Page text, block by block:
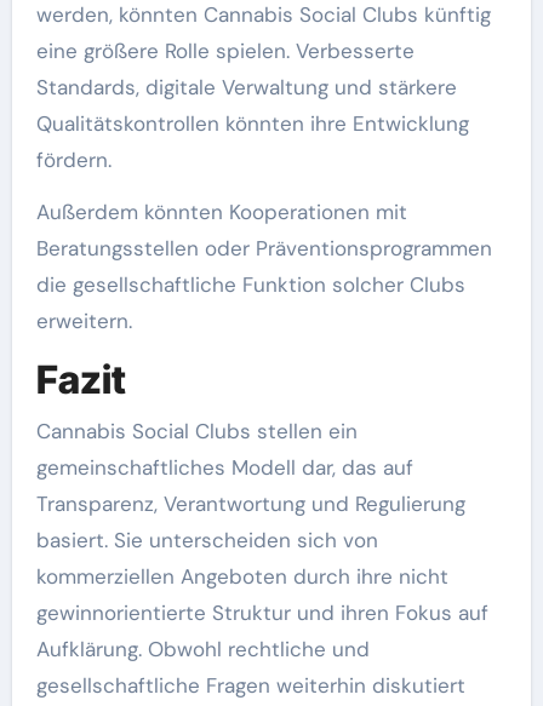
werden, könnten Cannabis Social Clubs künftig
eine größere Rolle spielen. Verbesserte
Standards, digitale Verwaltung und stärkere
Qualitätskontrollen könnten ihre Entwicklung
fördern.
Außerdem könnten Kooperationen mit
Beratungsstellen oder Präventionsprogrammen
die gesellschaftliche Funktion solcher Clubs
erweitern.
Fazit
Cannabis Social Clubs stellen ein
gemeinschaftliches Modell dar, das auf
Transparenz, Verantwortung und Regulierung
basiert. Sie unterscheiden sich von
kommerziellen Angeboten durch ihre nicht
gewinnorientierte Struktur und ihren Fokus auf
Aufklärung. Obwohl rechtliche und
gesellschaftliche Fragen weiterhin diskutiert